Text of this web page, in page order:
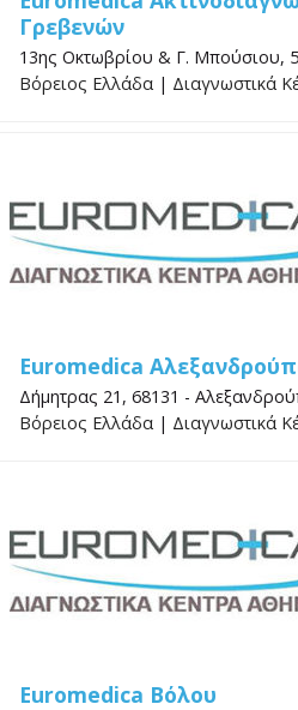
Γρεβενών
13ης Οκτωβρίου & Γ. Μπούσιου,
Βόρειος Ελλάδα | Διαγνωστικά
Euromedica
Δήμητρας 21, 68131 -
Βόρειος Ελλάδα | Διαγνωστικά
Euromedica Βόλου